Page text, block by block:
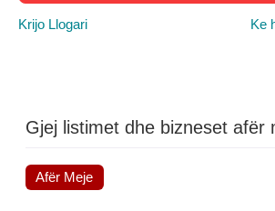
Krijo Llogari Ke
Gjej listimet dhe bizneset afër
Afër Meje